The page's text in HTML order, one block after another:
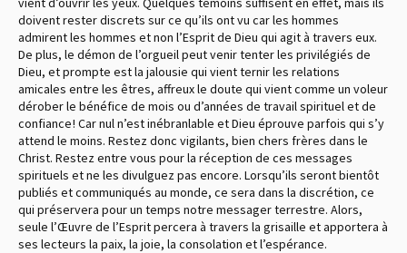
doivent rester discrets sur ce qu’ils ont vu car les hommes
admirent les hommes et non l’Esprit de Dieu qui agit à travers eux.
De plus, le démon de l’orgueil peut venir tenter les privilégiés de
Dieu, et prompte est la jalousie qui vient ternir les relations
amicales entre les êtres, affreux le doute qui vient comme un voleur
dérober le bénéfice de mois ou d’années de travail spirituel et de
confiance ! Car nul n’est inébranlable et Dieu éprouve parfois qui s’y
attend le moins. Restez donc vigilants, bien chers frères dans le
Christ. Restez entre vous pour la réception de ces messages
spirituels et ne les divulguez pas encore. Lorsqu’ils seront bientôt
publiés et communiqués au monde, ce sera dans la discrétion, ce
qui préservera pour un temps notre messager terrestre. Alors,
seule l’Œuvre de l’Esprit percera à travers la grisaille et apportera à
ses lecteurs la paix, la joie, la consolation et l’espérance.